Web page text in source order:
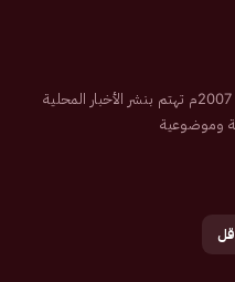
صحيفة إلكترونية سعودية تم تأسيسها عام 2007م تهتم بنشر الأخبار المحلية
وموضوعية